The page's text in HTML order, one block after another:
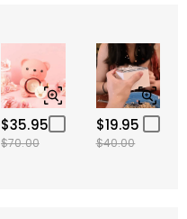
$35.95
$70.00
$19.95
$40.00